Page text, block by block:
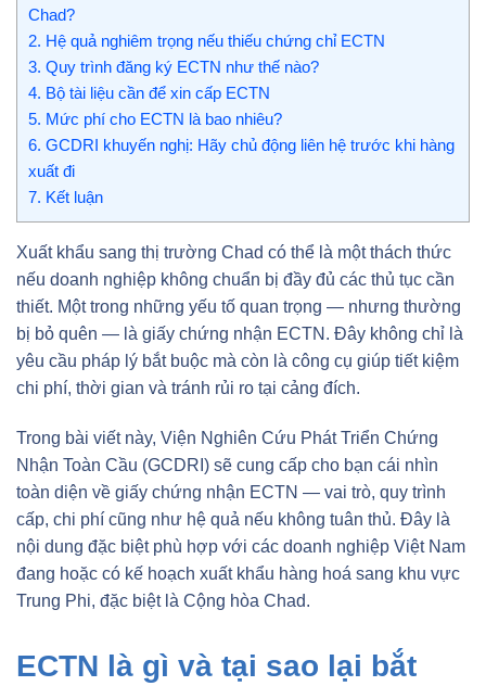
Chad?
2. Hệ quả nghiêm trọng nếu thiếu chứng chỉ ECTN
3. Quy trình đăng ký ECTN như thế nào?
4. Bộ tài liệu cần để xin cấp ECTN
5. Mức phí cho ECTN là bao nhiêu?
6. GCDRI khuyến nghị: Hãy chủ động liên hệ trước khi hàng
xuất đi
7. Kết luận
Xuất khẩu sang thị trường Chad có thể là một thách thức
nếu doanh nghiệp không chuẩn bị đầy đủ các thủ tục cần
thiết. Một trong những yếu tố quan trọng — nhưng thường
bị bỏ quên — là giấy chứng nhận ECTN. Đây không chỉ là
yêu cầu pháp lý bắt buộc mà còn là công cụ giúp tiết kiệm
chi phí, thời gian và tránh rủi ro tại cảng đích.
Trong bài viết này, Viện Nghiên Cứu Phát Triển Chứng
Nhận Toàn Cầu (GCDRI) sẽ cung cấp cho bạn cái nhìn
toàn diện về giấy chứng nhận ECTN — vai trò, quy trình
cấp, chi phí cũng như hệ quả nếu không tuân thủ. Đây là
nội dung đặc biệt phù hợp với các doanh nghiệp Việt Nam
đang hoặc có kế hoạch xuất khẩu hàng hoá sang khu vực
Trung Phi, đặc biệt là Cộng hòa Chad.
ECTN là gì và tại sao lại bắt